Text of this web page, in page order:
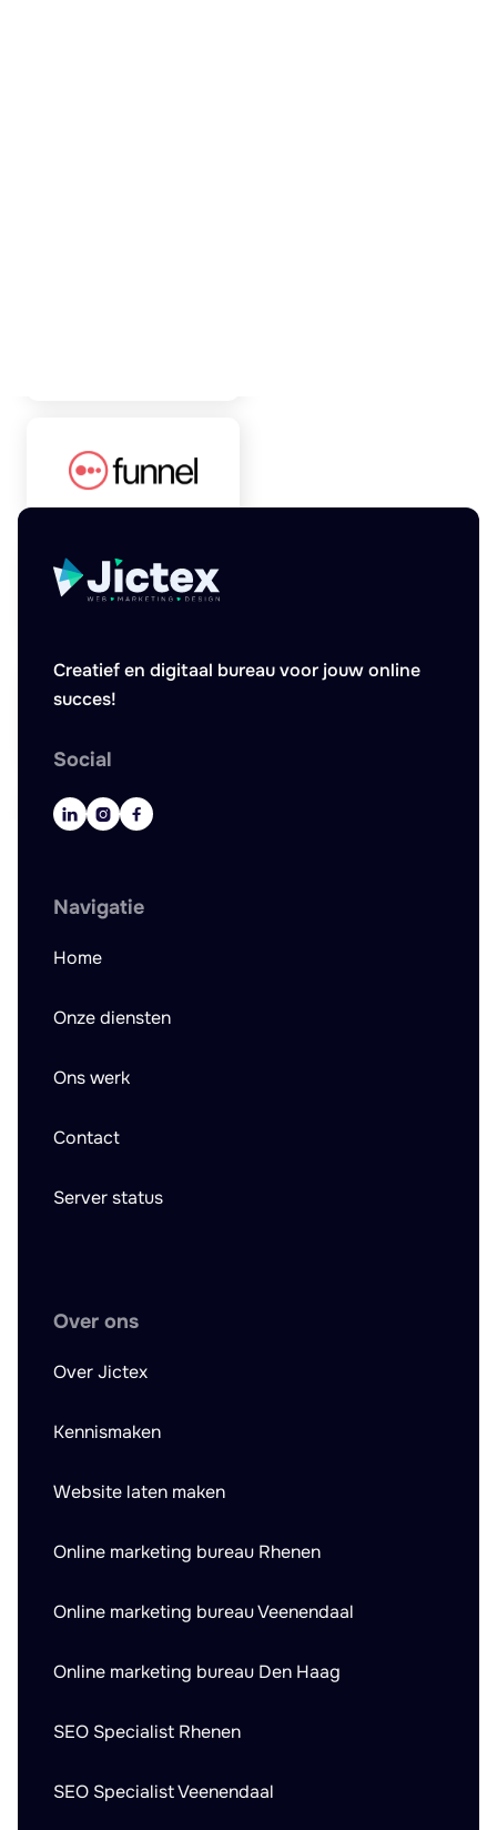
Creatief en digitaal bureau voor jouw online
succes!
Social
  
Navigatie
Home
Onze diensten
Ons werk
Contact
Server status
Over ons
Over Jictex
Kennismaken
Website laten maken
Online marketing bureau Rhenen
Online marketing bureau Veenendaal
Online marketing bureau Den Haag
SEO Specialist Rhenen
SEO Specialist Veenendaal